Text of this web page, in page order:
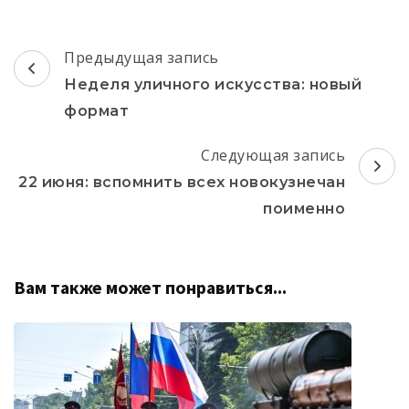
Навигация
по
записям
Предыдущая запись
Неделя уличного искусства: новый
формат
Следующая запись
22 июня: вспомнить всех новокузнечан
поименно
Вам также может понравиться...